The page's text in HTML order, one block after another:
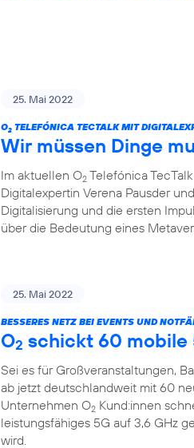
25. Mai 2022
O2 TELEFÓNICA TECTALK MIT
Wir müssen Dinge
Im aktuellen O2 Telefónica
Digitalexpertin Verena Pausder
Digitalisierung und die ersten
über die Bedeutung eines
25. Mai 2022
BESSERES NETZ BEI EVENTS UND
O2 schickt 60 mobile
Sei es für Großveranstaltungen,
ab jetzt deutschlandweit mit 60
Unternehmen O2 Kund:innen
leistungsfähiges 5G auf 3,6 GHz
wird.